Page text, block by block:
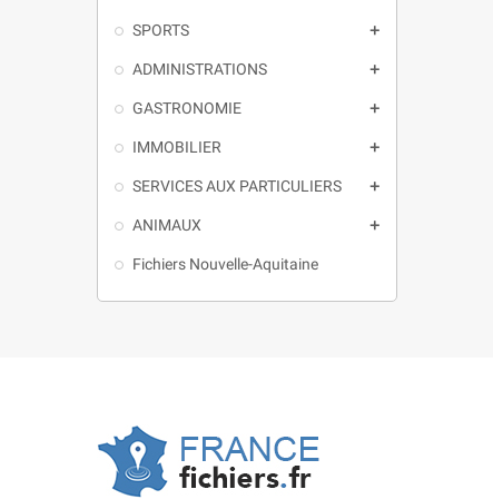
SPORTS 
ADMINISTRATIONS 
GASTRONOMIE 
IMMOBILIER 
SERVICES AUX PARTICULIERS 
ANIMAUX 
Fichiers Nouvelle-Aquitaine